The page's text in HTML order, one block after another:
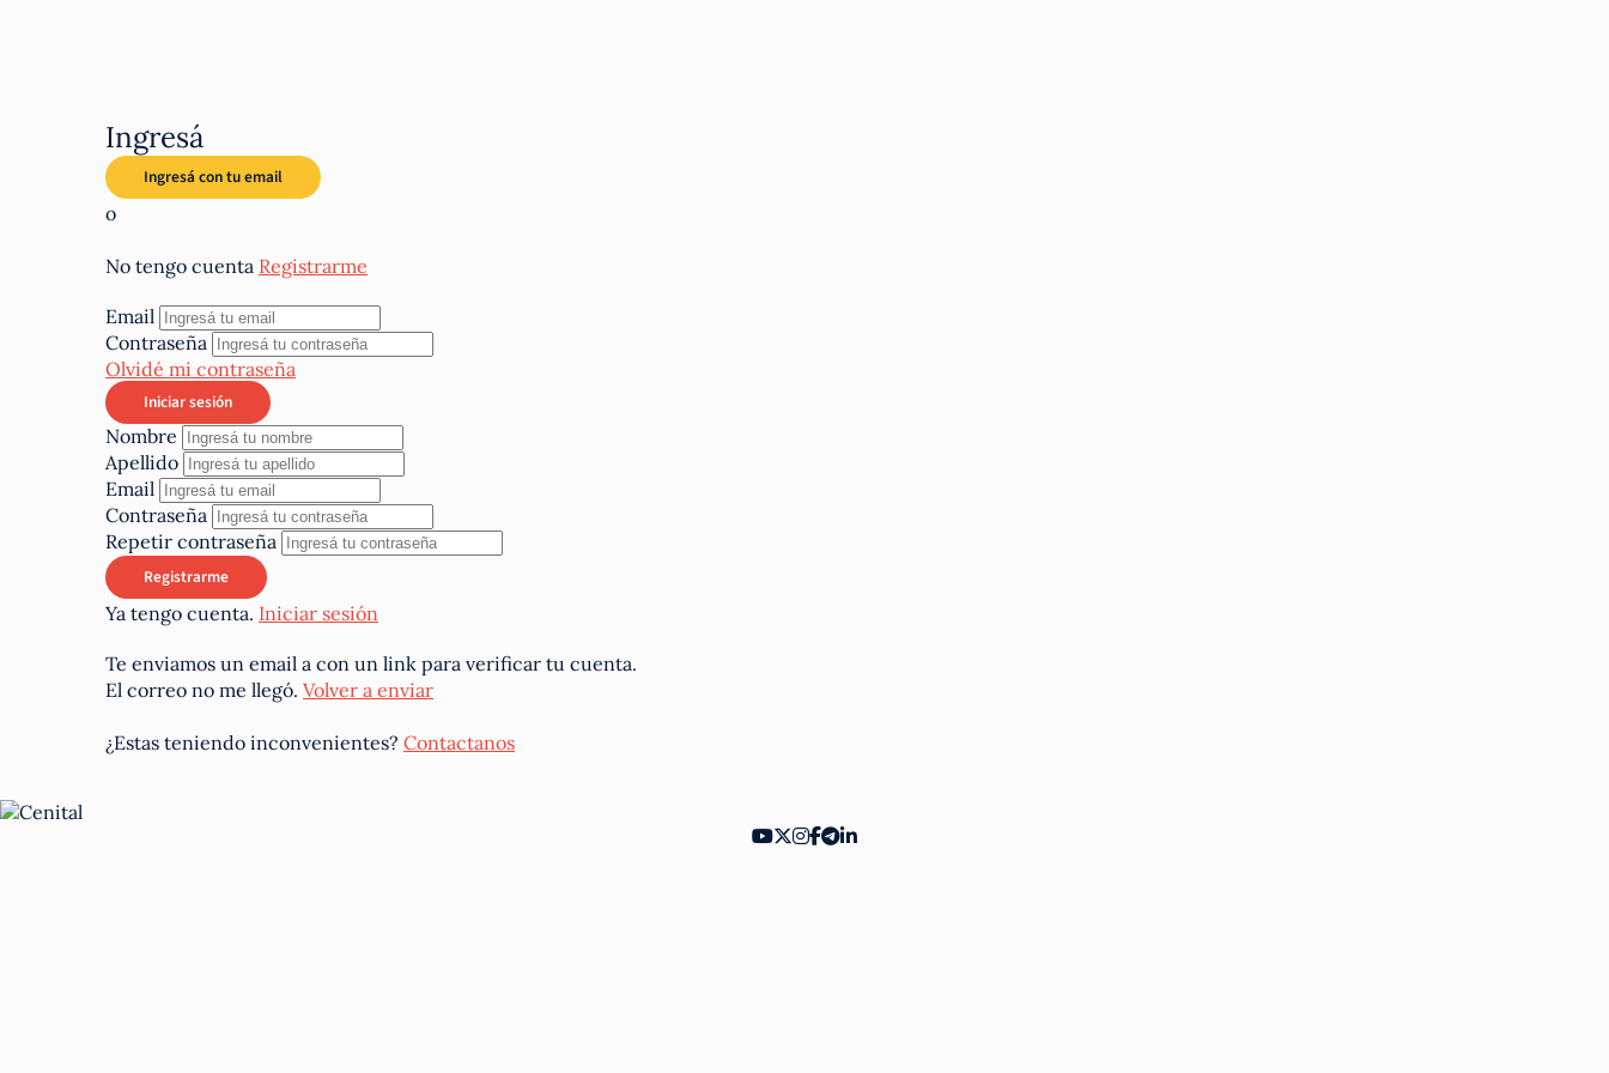
Ingresá
o
No tengo cuenta Registrarme
Email
Contraseña
Olvidé mi contraseña
Nombre
Apellido
Email
Contraseña
Repetir contraseña
Ya tengo cuenta. Iniciar sesión
Te enviamos un email a con un link para verificar tu cuenta.
El correo no me llegó. Volver a enviar
¿Estas teniendo inconvenientes? Contactanos